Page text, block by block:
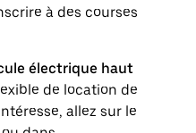
à des courses
électrique haut
de location de
allez sur le